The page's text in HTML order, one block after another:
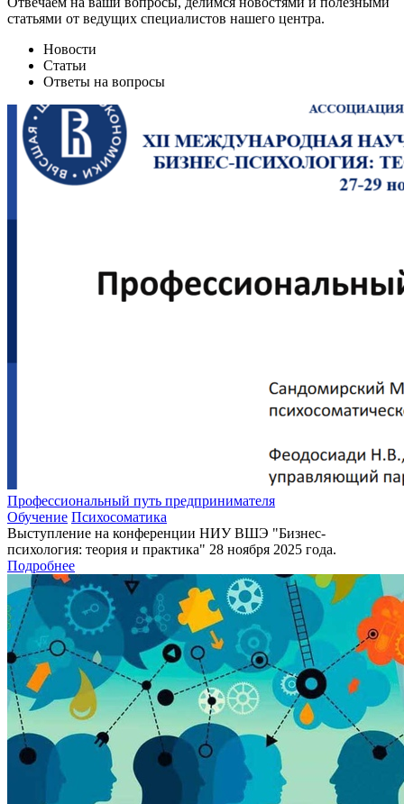
статьями от ведущих специалистов нашего центра.
Новости
Статьи
Ответы на вопросы
Профессиональный путь предпринимателя
Обучение Психосоматика
Выступление на конференции НИУ ВШЭ "Бизнес-
психология: теория и практика" 28 ноября 2025 года.
Подробнее